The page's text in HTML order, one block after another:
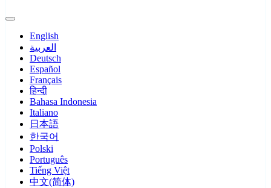
English
العربية
Deutsch
Español
Français
हिन्दी
Bahasa Indonesia
Italiano
日本語
한국어
Polski
Português
Tiếng Việt
中文(简体)